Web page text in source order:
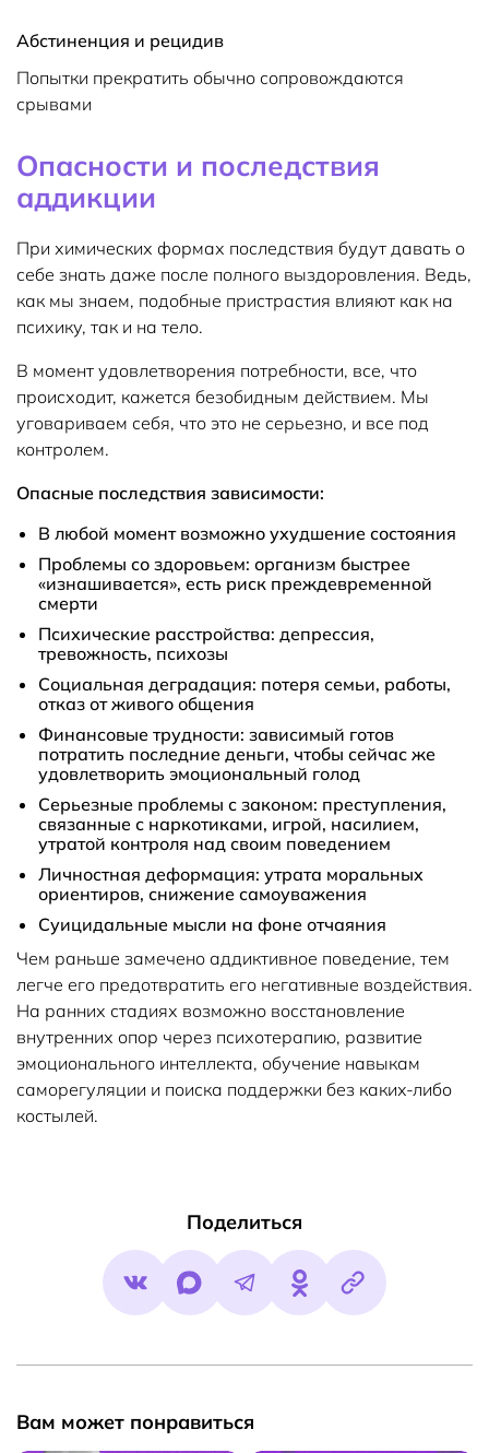
Абстиненция и рецидив
Попытки прекратить обычно сопровождаются
срывами
Опасности и последствия
аддикции
При химических формах последствия будут давать о
себе знать даже после полного выздоровления. Ведь,
как мы знаем, подобные пристрастия влияют как на
психику, так и на тело.
В момент удовлетворения потребности, все, что
происходит, кажется безобидным действием. Мы
уговариваем себя, что это не серьезно, и все под
контролем.
Опасные последствия зависимости:
В любой момент возможно ухудшение состояния
Проблемы со здоровьем: организм быстрее
«изнашивается», есть риск преждевременной
смерти
Психические расстройства: депрессия,
тревожность, психозы
Социальная деградация: потеря семьи, работы,
отказ от живого общения
Финансовые трудности: зависимый готов
потратить последние деньги, чтобы сейчас же
удовлетворить эмоциональный голод
Серьезные проблемы с законом: преступления,
связанные с наркотиками, игрой, насилием,
утратой контроля над своим поведением
Личностная деформация: утрата моральных
ориентиров, снижение самоуважения
Суицидальные мысли на фоне отчаяния
Чем раньше замечено аддиктивное поведение, тем
легче его предотвратить его негативные воздействия.
На ранних стадиях возможно восстановление
внутренних опор через психотерапию, развитие
эмоционального интеллекта, обучение навыкам
саморегуляции и поиска поддержки без каких-либо
костылей.
Поделиться
Вам может понравиться